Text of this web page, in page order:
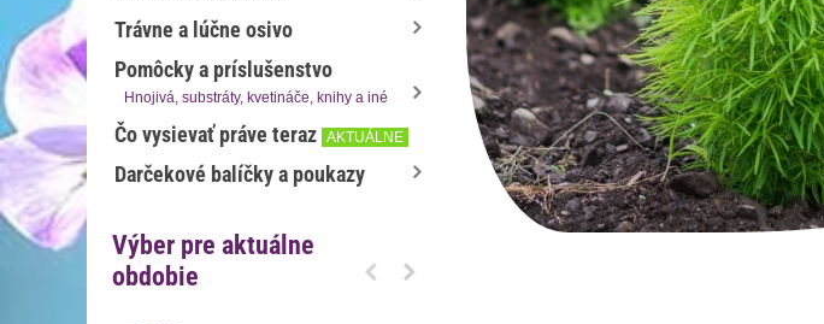
Trávne a lúčne osivo
Pomôcky a príslušenstvo
Hnojivá, substráty, kvetináče, knihy a iné
Čo vysievať práve teraz AKTUÁLNE
Darčekové balíčky a poukazy
Výber pre aktuálne
obdobie